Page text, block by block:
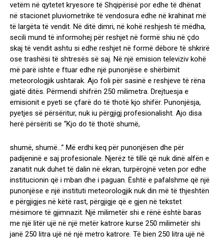
vetëm në qytetet kryesore të Shqipërisë por edhe të dhënat
në stacionet pluviometrike të vendosura edhe në krahinat më
të largëta të vendit. Në ditë dimri, në kohë reshjesh të mëdha,
secili mund të informohej për reshjet në formë shiu në çdo
skaj të vendit ashtu si edhe reshjet në formë dëbore të shkrirë
ose trashësi të shtresës së saj. Në një emision televiziv kohë
më parë ishte e ftuar edhe një punonjëse e shërbimit
meteorologjik ushtarak. Ajo foli për sasinë e reshjeve të rëna
gjatë ditës. Përmendi shifrën 250 milimetra. Drejtuesja e
emisionit e pyeti se çfarë do të thotë kjo shifër. Punonjësja,
pyetjes së përsëritur, nuk iu përgjigj profesionalisht. Ajo disa
herë përsëriti se “Kjo do të thotë shumë,
shumë, shumë…” Më erdhi keq për punonjësen dhe për
padijeninë e saj profesionale. Njerëz të tillë që nuk dinë alfën e
zanatit nuk duhet të dalin në ekran, turpërojnë veten por edhe
institucionin që i mban dhe i paguan. Është e pafalshme që një
punonjëse e një instituti meteorologjik nuk din më të thjeshtën
e përgjigjes në këtë rast, përgjigje që e gjen në tekstet
mësimore të gjimnazit. Një milimetër shi e rënë është baras
me një litër ujë në një metër katrore kurse 250 milimetër shi
janë 250 litra ujë në një metro katrore. Të bien 250 litra ujë në